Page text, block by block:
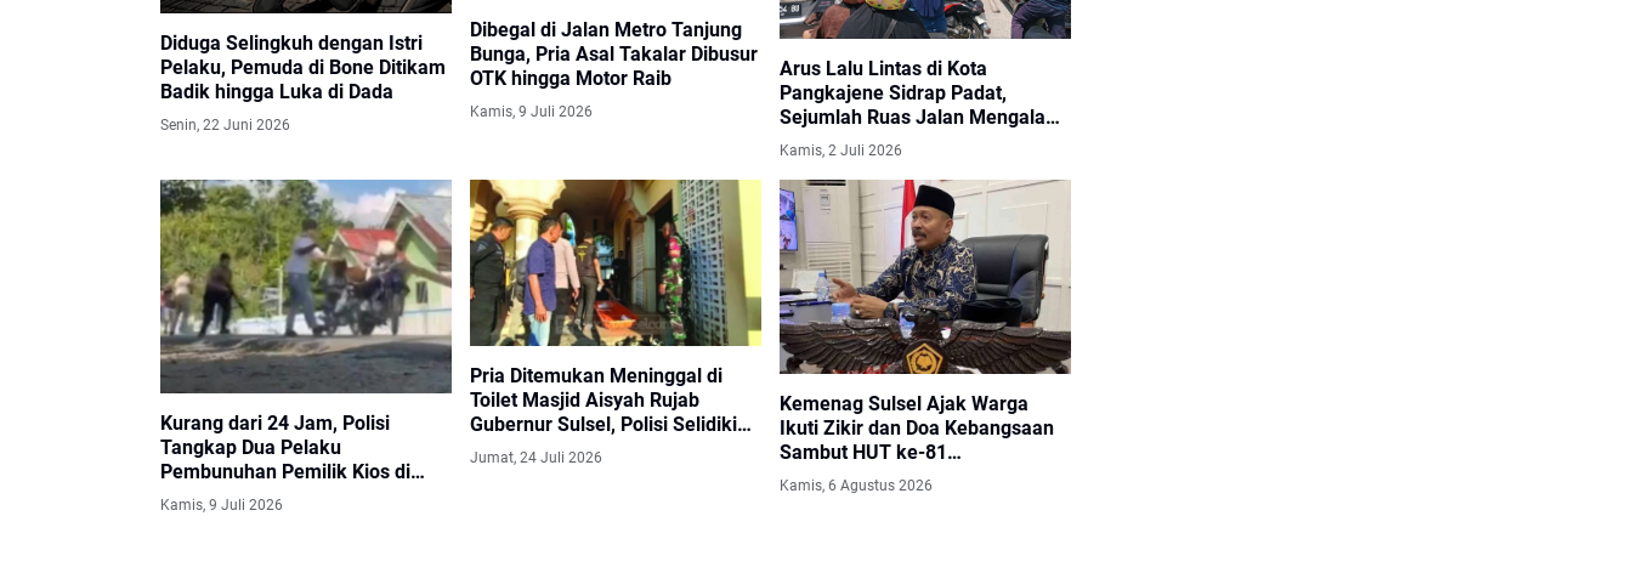
Diduga Selingkuh dengan Istri
Pelaku, Pemuda di Bone Ditikam
Badik hingga Luka di Dada
Senin, 22 Juni 2026
Dibegal di Jalan Metro Tanjung
Bunga, Pria Asal Takalar Dibusur
OTK hingga Motor Raib
Kamis, 9 Juli 2026
Arus Lalu Lintas di Kota
Pangkajene Sidrap Padat,
Sejumlah Ruas Jalan Mengalami
Kemacetan
Kamis, 2 Juli 2026
Kurang dari 24 Jam, Polisi
Tangkap Dua Pelaku
Pembunuhan Pemilik Kios di
Buol
Kamis, 9 Juli 2026
Pria Ditemukan Meninggal di
Toilet Masjid Aisyah Rujab
Gubernur Sulsel, Polisi Selidiki
Penyebabnya
Jumat, 24 Juli 2026
Kemenag Sulsel Ajak Warga
Ikuti Zikir dan Doa Kebangsaan
Sambut HUT ke-81
Kemerdekaan RI
Kamis, 6 Agustus 2026